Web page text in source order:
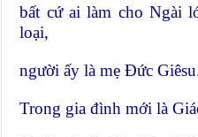
bất cứ ai làm cho Ngài
loại,
người ấy là mẹ Đức
Trong gia đình mới là